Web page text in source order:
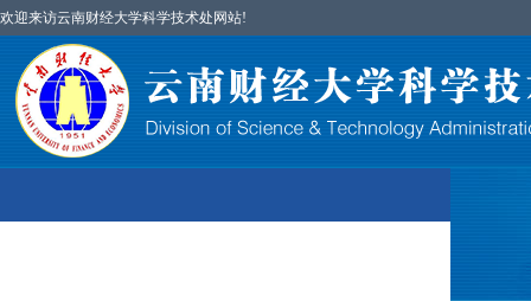
欢迎来访云南财经大学科学技术处网站!